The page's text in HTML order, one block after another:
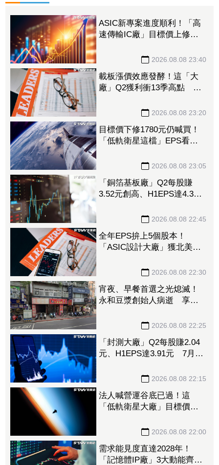
ASIC新專案進度順利！「高
速傳輸IC廠」目標價上修至
2026.08.08 23:40
載板漲價效應發酵！這「大
廠」Q2獲利衝13季高點 再
2026.08.08 23:20
目標價下修1780元仍喊買！
「低軌衛星這檔」EPS看至
2026.08.08 23:05
「銅箔基板廠」Q2每股賺
3.52元創高、H1EPS達4.39
2026.08.08 22:45
全年EPS拚上5個股本！
「ASIC設計大廠」獲北美
2026.08.08 22:30
宵夜、早餐首選之光熄滅！
永和豆漿創始人病逝 享壽
2026.08.08 22:25
「封測大廠」Q2每股賺2.04
元、H1EPS達3.91元 7月營
2026.08.08 22:15
法人喊營運谷底已過！這
「低軌衛星大廠」目標價衝
營收估成長20%2026.08.08 22:00
需求能見度直達2028年！
「記憶體IP廠」3大動能齊